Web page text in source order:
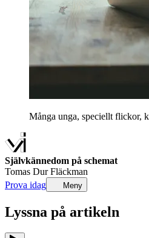
Många unga, speciellt flickor,
Självkännedom på schemat
Tomas Dur Fläckman
Prova idag
Meny
Lyssna på artikeln